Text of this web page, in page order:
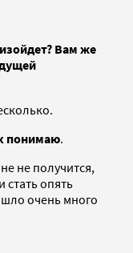
Вам же
понимаю.
не получится,
стать опять
очень много